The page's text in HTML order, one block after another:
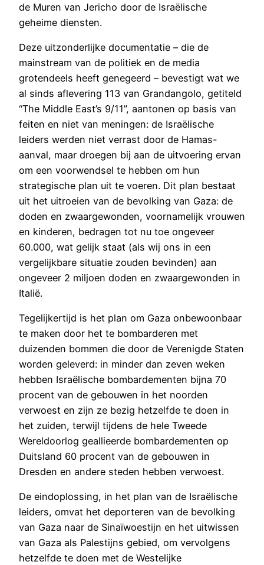
de Muren van Jericho door de Israëlische
geheime diensten.
Deze uitzonderlijke documentatie – die de
mainstream van de politiek en de media
grotendeels heeft genegeerd – bevestigt wat we
al sinds aflevering 113 van Grandangolo, getiteld
“The Middle East’s 9/11”, aantonen op basis van
feiten en niet van meningen: de Israëlische
leiders werden niet verrast door de Hamas-
aanval, maar droegen bij aan de uitvoering ervan
om een voorwendsel te hebben om hun
strategische plan uit te voeren. Dit plan bestaat
uit het uitroeien van de bevolking van Gaza: de
doden en zwaargewonden, voornamelijk vrouwen
en kinderen, bedragen tot nu toe ongeveer
60.000, wat gelijk staat (als wij ons in een
vergelijkbare situatie zouden bevinden) aan
ongeveer 2 miljoen doden en zwaargewonden in
Italië.
Tegelijkertijd is het plan om Gaza onbewoonbaar
te maken door het te bombarderen met
duizenden bommen die door de Verenigde Staten
worden geleverd: in minder dan zeven weken
hebben Israëlische bombardementen bijna 70
procent van de gebouwen in het noorden
verwoest en zijn ze bezig hetzelfde te doen in
het zuiden, terwijl tijdens de hele Tweede
Wereldoorlog geallieerde bombardementen op
Duitsland 60 procent van de gebouwen in
Dresden en andere steden hebben verwoest.
De eindoplossing, in het plan van de Israëlische
leiders, omvat het deporteren van de bevolking
van Gaza naar de Sinaïwoestijn en het uitwissen
van Gaza als Palestijns gebied, om vervolgens
hetzelfde te doen met de Westelijke